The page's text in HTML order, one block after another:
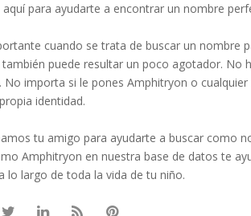
para ayudarte a encontrar un nombre
cuando se trata de buscar un nombre
puede resultar un poco agotador. No
No importa si le pones Amphitryon o
identidad.
tu amigo para ayudarte a buscar como
Amphitryon en nuestra base de datos te
lo largo de toda la vida de tu niño.